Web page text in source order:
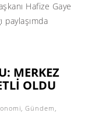
Hafize Gaye
paylaşımda
MERKEZ
OLDU
, Gündem ,